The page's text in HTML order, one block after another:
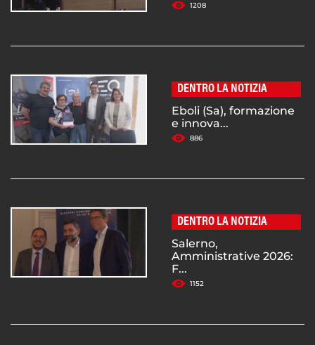
1208
DENTRO LA NOTIZIA
Eboli (Sa), formazione
e innova...
886
DENTRO LA NOTIZIA
Salerno,
Amministrative 2026:
F...
1152